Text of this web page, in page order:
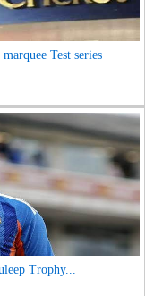
Test series
Trophy...